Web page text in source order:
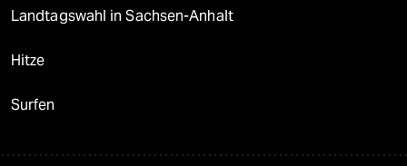
Landtagswahl in Sachsen-Anhalt
Hitze
Surfen